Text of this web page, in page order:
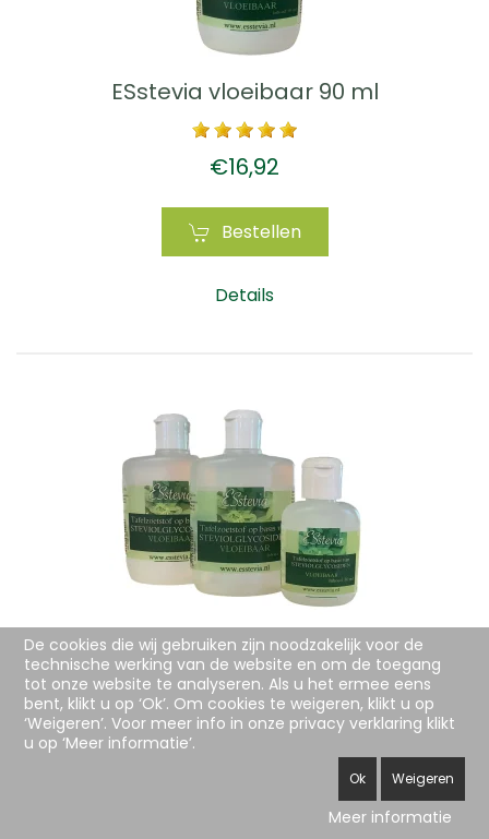
ESstevia vloeibaar 90 ml
€16,92
Bestellen
Details
Aanbieding: 2 flesjes ESstevia vloeibaar
90 ml + 1 x 30 ml
De cookies die wij gebruiken zijn noodzakelijk voor de
technische werking van de website en om de toegang
tot onze website te analyseren. Als u het ermee eens
bent, klikt u op ‘Ok’. Om cookies te weigeren, klikt u op
‘Weigeren’. Voor meer info in onze privacy verklaring klikt
u op ‘Meer informatie’.
Ok Weigeren
Meer informatie